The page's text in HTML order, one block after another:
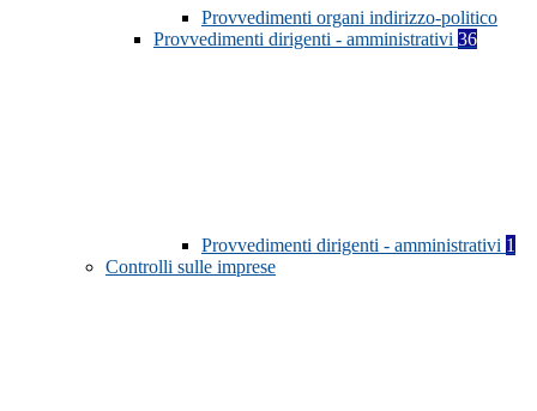
Provvedimenti organi indirizzo-politico
Provvedimenti dirigenti - amministrativi 36
Provvedimenti dirigenti - amministrativi 1
Controlli sulle imprese